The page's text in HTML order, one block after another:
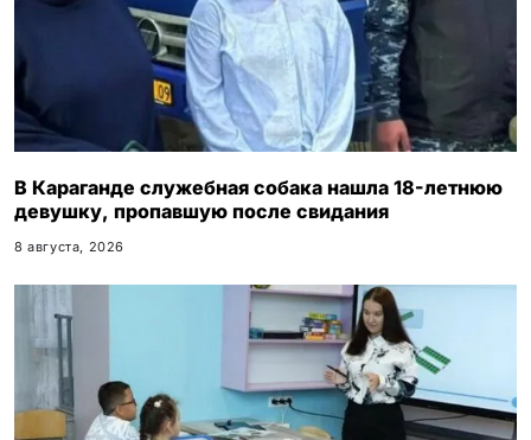
В Караганде служебная собака нашла 18-летнюю
девушку, пропавшую после свидания
8 августа, 2026